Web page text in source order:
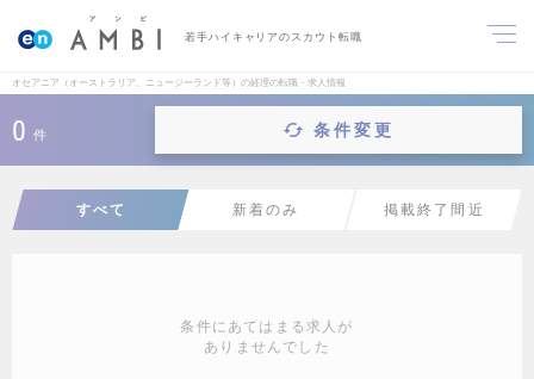
若手ハイキャリアのスカウト転職
オセアニア（オーストラリア、ニュージーランド等）の経理の転職・求人情報
0 件 条件変更
すべて 新着のみ 掲載終了間近
条件にあてはまる求人が
ありませんでした